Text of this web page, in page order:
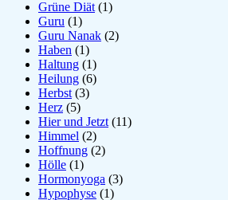
Grüne Diät (1)
Guru (1)
Guru Nanak (2)
Haben (1)
Haltung (1)
Heilung (6)
Herbst (3)
Herz (5)
Hier und Jetzt (11)
Himmel (2)
Hoffnung (2)
Hölle (1)
Hormonyoga (3)
Hypophyse (1)